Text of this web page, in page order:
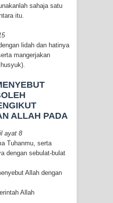
sahaja satu
itu.
lidah dan hatinya
mangerjakan
ALLAH PADA
ayat 8
Tuhanmu, serta
dengan sebulat-bulat
Allah dengan
Allah